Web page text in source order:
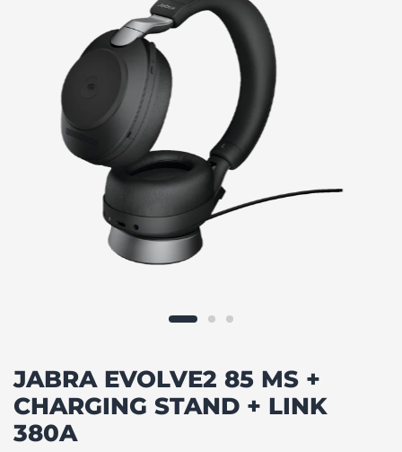
JABRA EVOLVE2 85 MS +
CHARGING STAND + LINK
380A